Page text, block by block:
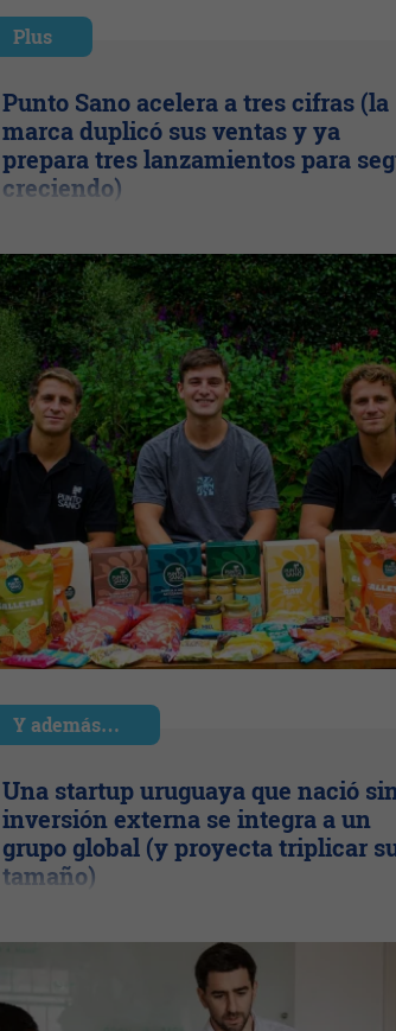
Plus
Punto Sano acelera a tres cifras (la
marca duplicó sus ventas y ya
prepara tres lanzamientos para
creciendo)
Y además…
Una startup uruguaya que nació
inversión externa se integra a un
grupo global (y proyecta triplicar
tamaño)